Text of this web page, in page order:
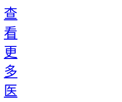
查
看
更
多
医